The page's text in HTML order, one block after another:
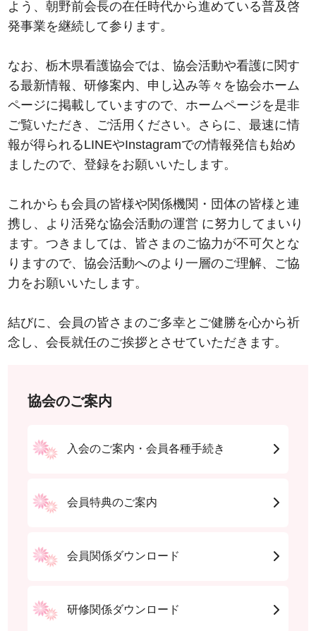
よう、朝野前会長の在任時代から進めている普及啓
発事業を継続して参ります。
なお、栃木県看護協会では、協会活動や看護に関す
る最新情報、研修案内、申し込み等々を協会ホーム
ページに掲載していますので、ホームページを是非
ご覧いただき、ご活用ください。さらに、最速に情
報が得られるLINEやInstagramでの情報発信も始め
ましたので、登録をお願いいたします。
これからも会員の皆様や関係機関・団体の皆様と連
携し、より活発な協会活動の運営 に努力してまいり
ます。つきましては、皆さまのご協力が不可欠とな
りますので、協会活動へのより一層のご理解、ご協
力をお願いいたします。
結びに、会員の皆さまのご多幸とご健勝を心から祈
念し、会長就任のご挨拶とさせていただきます。
協会のご案内
入会のご案内・会員各種手続き
会員特典のご案内
会員関係ダウンロード
研修関係ダウンロード